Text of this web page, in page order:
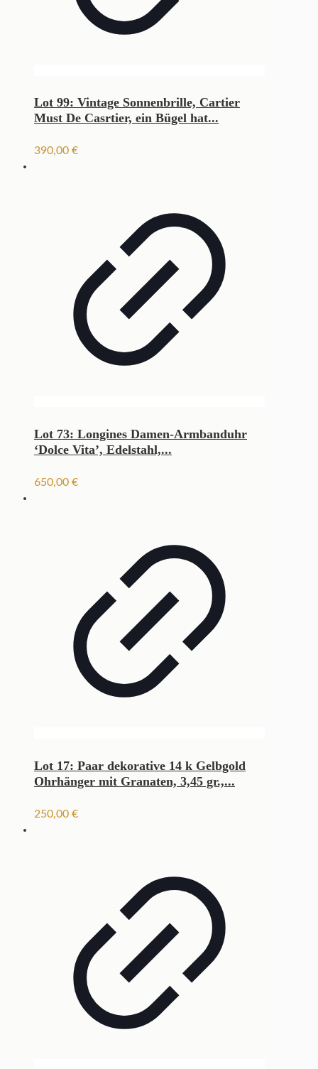
Lot 99: Vintage Sonnenbrille, Cartier
Must De Casrtier, ein Bügel hat...
390,00 €
Lot 73: Longines Damen-Armbanduhr
‘Dolce Vita’, Edelstahl,...
650,00 €
Lot 17: Paar dekorative 14 k Gelbgold
Ohrhänger mit Granaten, 3,45 gr.,...
250,00 €